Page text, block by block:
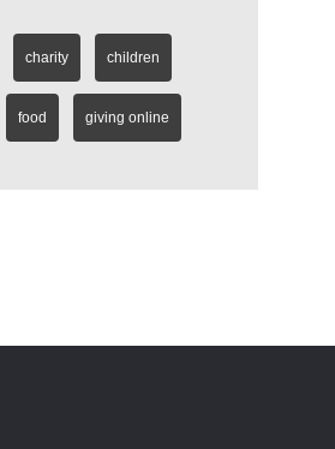
charity children
food giving online